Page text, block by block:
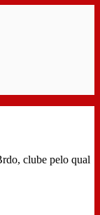
clube pelo qual